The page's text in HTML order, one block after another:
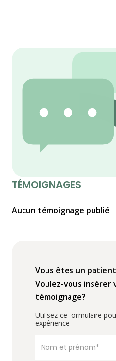
TÉMOIGNAGES
Aucun témoignage publié
Vous êtes un
Voulez-vous insérer
témoignage?
Utilisez ce formulaire
expérience